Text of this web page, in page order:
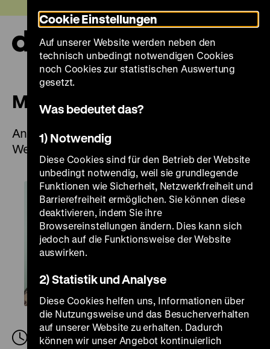
zum
Seiteninhalt
springen
Multaka: Treffpunkt Museum
Angebot für Kinder in Arabisch und Farsi im
Wechsel
Samstag, 24. August 2024, 18.45-19.00 Uhr
Cookie Einstellungen
Auf unserer Website werden neben den
technisch unbedingt notwendigen Cookies
noch Cookies zur statistischen Auswertung
gesetzt.
Was bedeutet das?
1) Notwendig
Diese Cookies sind für den Betrieb der Website
unbedingt notwendig, weil sie grundlegende
Funktionen wie Sicherheit, Netzwerkfreiheit und
Barrierefreiheit ermöglichen. Sie können diese
deaktivieren, indem Sie ihre
Browsereinstellungen ändern. Dies kann sich
jedoch auf die Funktionsweise der Website
auswirken.
2) Statistik und Analyse
Diese Cookies helfen uns, Informationen über
die Nutzungsweise und das Besucherverhalten
auf unserer Website zu erhalten. Dadurch
können wir unser Angebot kontinuierlich